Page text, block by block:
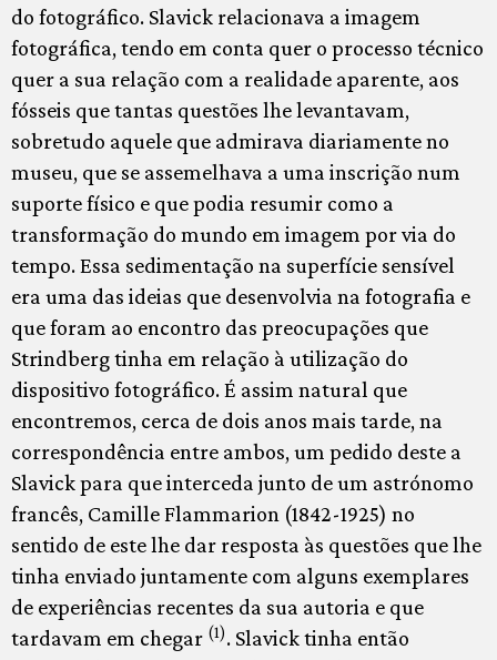
do fotográfico. Slavick relacionava a imagem
fotográfica, tendo em conta quer o processo técnico
quer a sua relação com a realidade aparente, aos
fósseis que tantas questões lhe levantavam,
sobretudo aquele que admirava diariamente no
museu, que se assemelhava a uma inscrição num
suporte físico e que podia resumir como a
transformação do mundo em imagem por via do
tempo. Essa sedimentação na superfície sensível
era uma das ideias que desenvolvia na fotografia e
que foram ao encontro das preocupações que
Strindberg tinha em relação à utilização do
dispositivo fotográfico. É assim natural que
encontremos, cerca de dois anos mais tarde, na
correspondência entre ambos, um pedido deste a
Slavick para que interceda junto de um astrónomo
francês, Camille Flammarion (1842-1925) no
sentido de este lhe dar resposta às questões que lhe
tinha enviado juntamente com alguns exemplares
de experiências recentes da sua autoria e que
tardavam em chegar (1). Slavick tinha então